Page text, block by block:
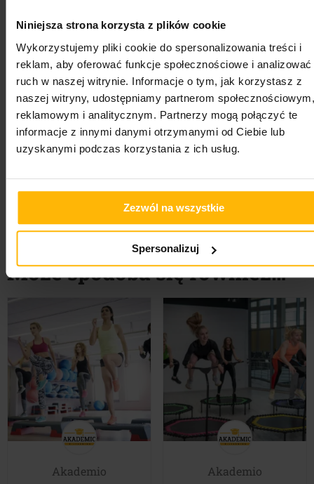
Niniejsza strona korzysta z plików cookie
Wykorzystujemy pliki cookie do spersonalizowania treści i
reklam, aby oferować funkcje społecznościowe i analizować
ruch w naszej witrynie. Informacje o tym, jak korzystasz z
naszej witryny, udostępniamy partnerom społecznościowym,
reklamowym i analitycznym. Partnerzy mogą połączyć te
informacje z innymi danymi otrzymanymi od Ciebie lub
uzyskanymi podczas korzystania z ich usług.
Zezwól na wszystkie
Spersonalizuj
Czas trwania Dożywotni dostęp
Stopień Wszystkie poziomy
Język Polski
Studenci
Udostępnij:
Może spodoba się również…
Akademio
Akademio